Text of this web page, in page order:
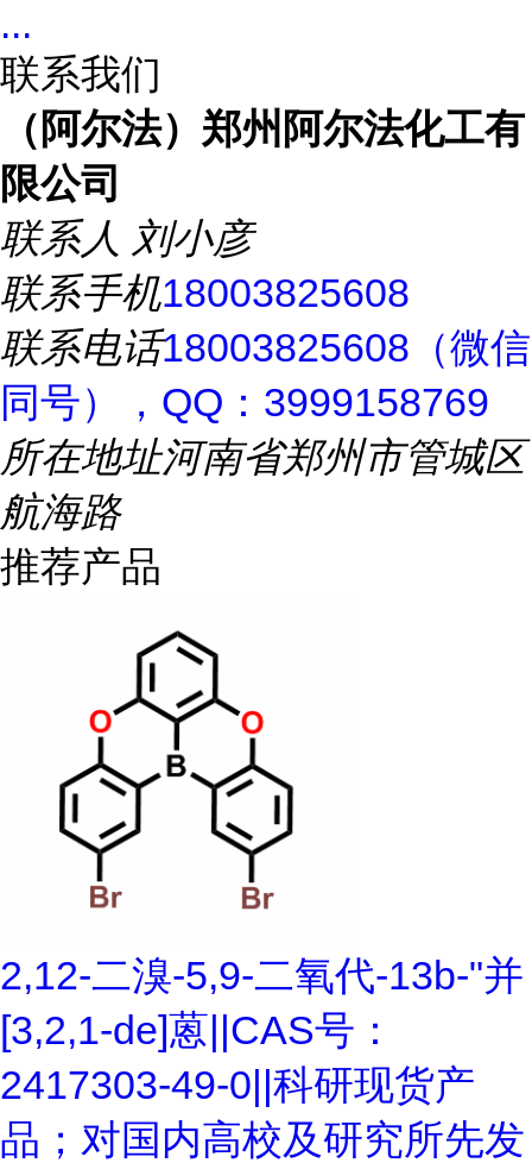
...
联系我们
（阿尔法）郑州阿尔法化工有
限公司
联系人 刘小彦
联系手机18003825608
联系电话18003825608（微信
同号），QQ：3999158769
所在地址河南省郑州市管城区
航海路
推荐产品
2,12-二溴-5,9-二氧代-13b-"并
[3,2,1-de]蒽||CAS号：
2417303-49-0||科研现货产
品；对国内高校及研究所先发